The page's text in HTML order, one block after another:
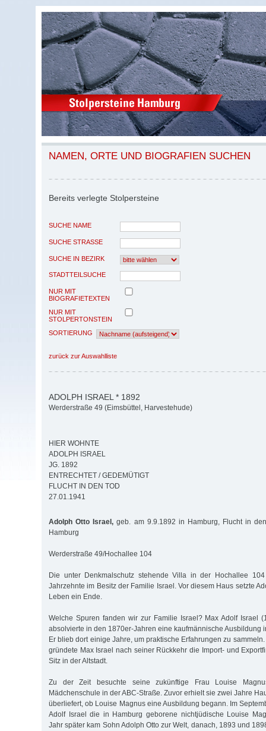
NAMEN, ORTE UND BIOGRAFIEN SUCHEN
Bereits verlegte Stolpersteine
SUCHE NAME
SUCHE STRASSE
SUCHE IN BEZIRK
STADTTEILSUCHE
NUR MIT
BIOGRAFIETEXTEN
NUR MIT
STOLPERTONSTEIN
SORTIERUNG
zurück zur Auswahlliste
ADOLPH ISRAEL * 1892
Werderstraße 49 (Eimsbüttel, Harvestehude)
HIER WOHNTE
ADOLPH ISRAEL
JG. 1892
ENTRECHTET / GEDEMÜTIGT
FLUCHT IN DEN TOD
27.01.1941
Adolph Otto Israel, geb. am 9.9.1892 in Hamburg, Flucht in
Hamburg
Werderstraße 49/Hochallee 104
Die unter Denkmalschutz stehende Villa in der Hochallee
Jahrzehnte im Besitz der Familie Israel. Vor diesem Haus setzte
Leben ein Ende.
Welche Spuren fanden wir zur Familie Israel? Max Adolf Israel
absolvierte in den 1870er-Jahren eine kaufmännische Ausbildung
Er blieb dort einige Jahre, um praktische Erfahrungen zu
gründete Max Israel nach seiner Rückkehr die Import- und
Sitz in der Altstadt.
Zu der Zeit besuchte seine zukünftige Frau Louise
Mädchenschule in der ABC-Straße. Zuvor erhielt sie zwei Jahre
überliefert, ob Louise Magnus eine Ausbildung begann. Im
Adolf Israel die in Hamburg geborene nichtjüdische Louise
Jahr später kam Sohn Adolph Otto zur Welt, danach, 1893 und